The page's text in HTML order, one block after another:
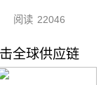
阅读 22046
全球供应链